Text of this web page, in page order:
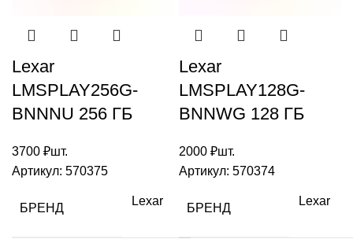
Lexar
LMSPLAY256G-
BNNNU 256 ГБ
3700 ₽шт.
Артикул: 570375
БРЕНД
Lexar
Lexar
LMSPLAY128G-
BNNWG 128 ГБ
2000 ₽шт.
Артикул: 570374
БРЕНД
Lexar